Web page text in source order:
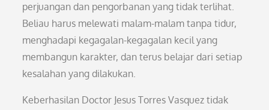
perjuangan dan pengorbanan yang tidak terlihat.
Beliau harus melewati malam-malam tanpa tidur,
menghadapi kegagalan-kegagalan kecil yang
membangun karakter, dan terus belajar dari setiap
kesalahan yang dilakukan.
Keberhasilan Doctor Jesus Torres Vasquez tidak